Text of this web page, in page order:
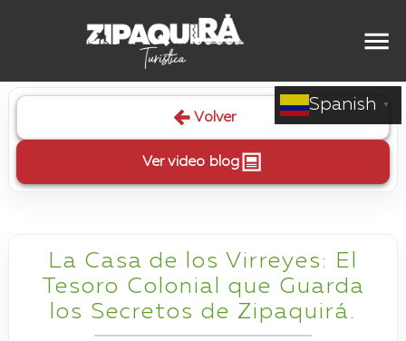
Spanish ▼
Volver
Ver video blog
La Casa de los Virreyes: El
Tesoro Colonial que Guarda
los Secretos de Zipaquirá.